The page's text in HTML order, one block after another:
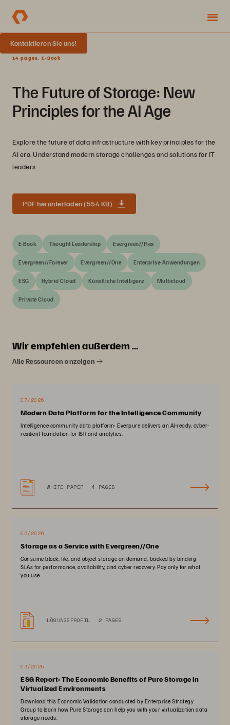
Kontaktieren Sie uns!
14 pages, E-Book
The Future of Storage: New
Principles for the AI Age
Explore the future of data infrastructure with key principles for the
AI era. Understand modern storage challenges and solutions for IT
leaders.
PDF herunterladen (554 KB)
E-Book Thought Leadership Evergreen//Flex
Evergreen//Forever Evergreen//One Enterprise-Anwendungen
ESG Hybrid Cloud Künstliche Intelligenz Multicloud
Private Cloud
Wir empfehlen außerdem …
Alle Ressourcen anzeigen
07/2026
Modern Data Platform for the Intelligence Community
Intelligence community data platform: Everpure delivers an AI-ready, cyber-
resilient foundation for ISR and analytics.
WHITE PAPER 4 PAGES
06/2026
Storage as a Service with Evergreen//One
Consume block, file, and object storage on demand, backed by binding
SLAs for performance, availability, and cyber recovery. Pay only for what
you use.
LÖSUNGSPROFIL 2 PAGES
03/2025
ESG Report: The Economic Benefits of Pure Storage in
Virtualized Environments
Download this Economic Validation conducted by Enterprise Strategy
Group to learn how Pure Storage can help you with your virtualization data
storage needs.